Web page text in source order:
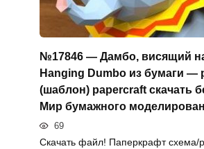
№17846 — Дамбо, висящий на
Hanging Dumbo из бумаги —
(шаблон) papercraft скачать
Мир бумажного
69
Скачать файл! Паперкрафт схема/